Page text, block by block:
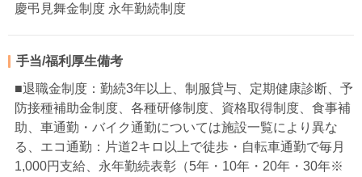
慶弔見舞金制度 永年勤続制度
手当/福利厚生備考
■退職金制度：勤続3年以上、制服貸与、定期健康診断、予
防接種補助金制度、各種研修制度、資格取得制度、食事補
助、車通勤・バイク通勤については施設一覧により異な
る、エコ通勤：片道2キロ以上で徒歩・自転車通勤で毎月
1,000円支給、永年勤続表彰（5年・10年・20年・30年※